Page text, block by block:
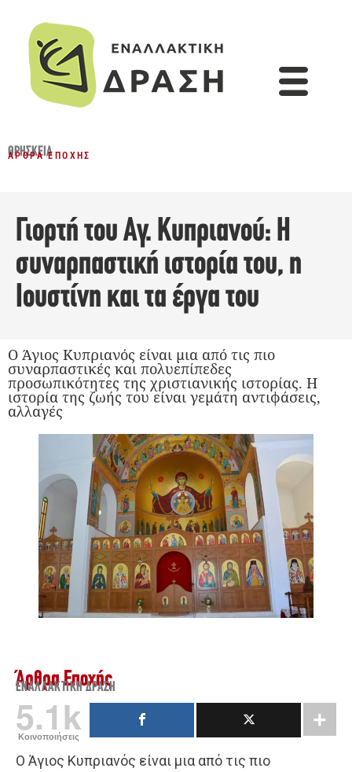
ΘΡΗΣΚΕΊΑ
ΆΡΘΡΑ ΕΠΟΧΉΣ
Γιορτή του Αγ. Κυπριανού: Η
συναρπαστική ιστορία του, η
Ιουστίνη και τα έργα του
Ο Άγιος Κυπριανός είναι μια από τις πιο
συναρπαστικές και πολυεπίπεδες
προσωπικότητες της χριστιανικής ιστορίας. Η
ιστορία της ζωής του είναι γεμάτη αντιφάσεις,
αλλαγές
Άρθρα Εποχής
ΕΝΑΛΛΑΚΤΙΚΉ ΔΡΆΣΗ
5.1k
Κοινοποιήσεις
Ο Άγιος Κυπριανός είναι μια από τις πιο